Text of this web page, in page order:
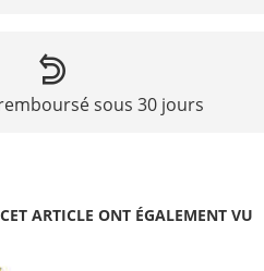
sous 30 jours
ARTICLE ONT ÉGALEMENT VU